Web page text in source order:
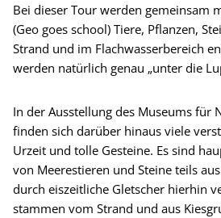
Bei dieser Tour werden gemeinsam
(Geo goes school) Tiere, Pflanzen,
Strand und im Flachwasserbereich
werden natürlich genau „unter die
In der Ausstellung des Museums für
finden sich darüber hinaus viele
Urzeit und tolle Gesteine. Es sind
von Meerestieren und Steine teils
durch eiszeitliche Gletscher hierhin
stammen vom Strand und aus